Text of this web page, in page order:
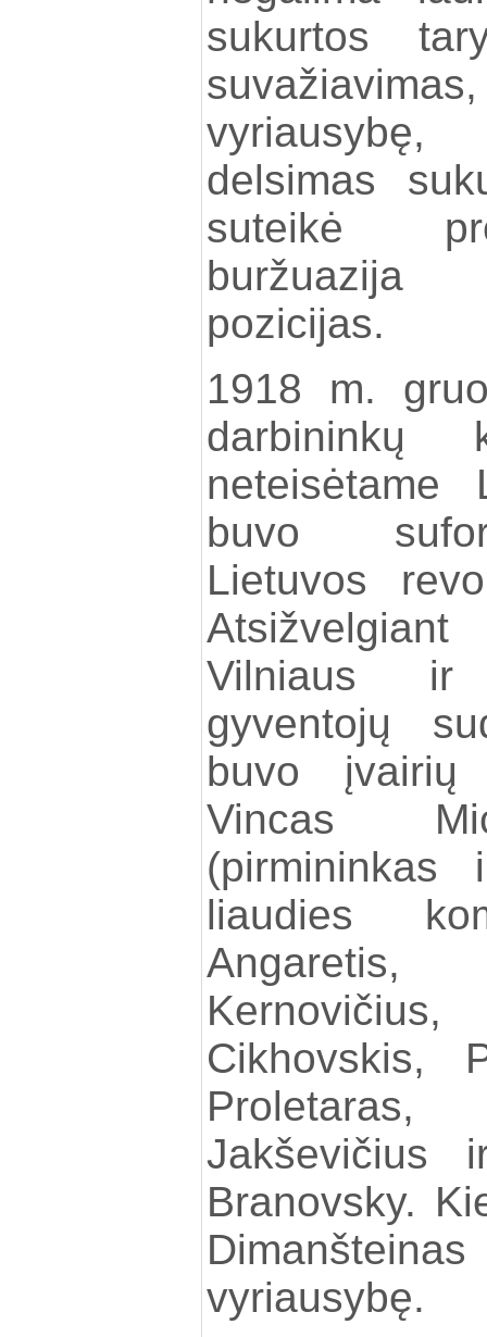
sukurtos
delsimas
suteikė
buržuazija
pozicijas.
1918 m.
darbininkų
neteisėtame
buvo
Lietuvos
Vilniaus ir
gyventojų
buvo įvairių
Vincas
(pirmininkas
liaudies
Cikhovskis,
Jakševičius
Branovsky.
vyriausybę.